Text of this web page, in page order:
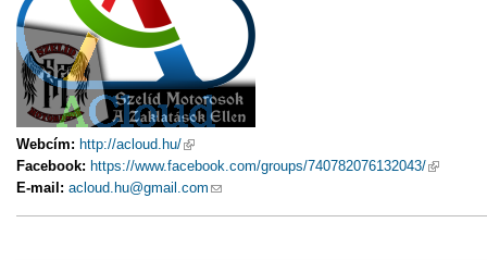
Webcím: http://acloud.hu/(külső hivatkozás)
Facebook: https://www.facebook.com/groups/740782076132043/(külső
E-mail: acloud.hu@gmail.com (link sends e-mail)